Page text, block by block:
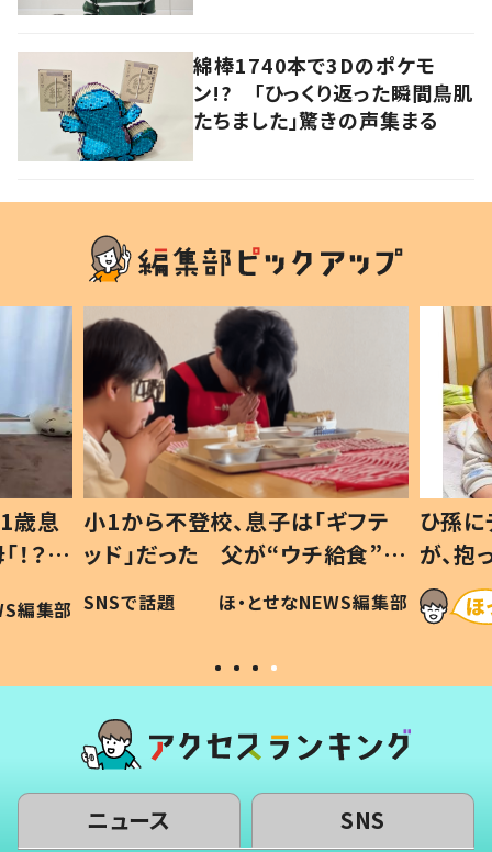
綿棒1740本で3Dのポケモ
ン!? 「ひっくり返った瞬間鳥肌
たちました」驚きの声集まる
歳息
？」
編集部
小1から不登校、息子は「ギフテ
ッド」だった 父が“ウチ給食”を
作り続ける理由とは #令和の親
#令和の子
SNSで話題 ほ・とせなNEWS編集部
ひ孫
が、
「涙が
い」
ニュース SNS